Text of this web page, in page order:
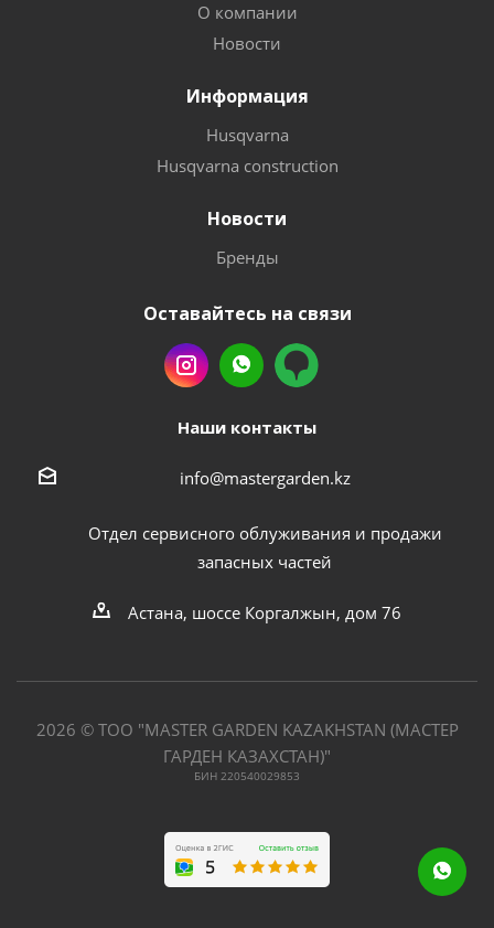
О компании
Новости
Информация
Husqvarna
Husqvarna construction
Новости
Бренды
Оставайтесь на связи
Наши контакты
info@mastergarden.kz
Отдел сервисного облуживания и продажи
запасных частей
Астана, шоссе Коргалжын, дом 76
2026 © ТОО "MASTER GARDEN KAZAKHSTAN (МАСТЕР
ГАРДЕН КАЗАХСТАН)"
БИН 220540029853